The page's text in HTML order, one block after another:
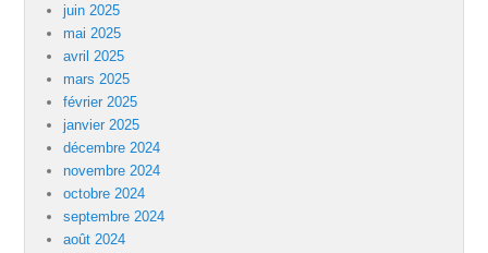
juin 2025
mai 2025
avril 2025
mars 2025
février 2025
janvier 2025
décembre 2024
novembre 2024
octobre 2024
septembre 2024
août 2024